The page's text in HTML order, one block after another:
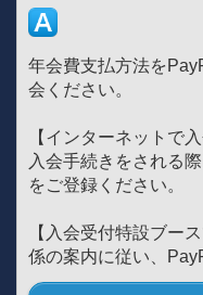
年会費支払方法を
会ください。
【インターネットで
入会手続きをされる
をご登録ください。
【入会受付特設ブー
係の案内に従い、